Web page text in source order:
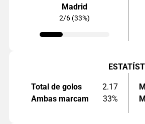
Madrid
2/6 (33%)
Total de golos
2.17
Ambas marcam
33%